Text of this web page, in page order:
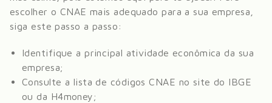
escolher o CNAE mais adequado para a sua empresa,
siga este passo a passo:
Identifique a principal atividade econômica da sua
empresa;
Consulte a lista de códigos CNAE no site do IBGE
ou da H4money;